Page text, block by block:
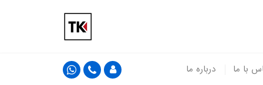
با ما درباره ما